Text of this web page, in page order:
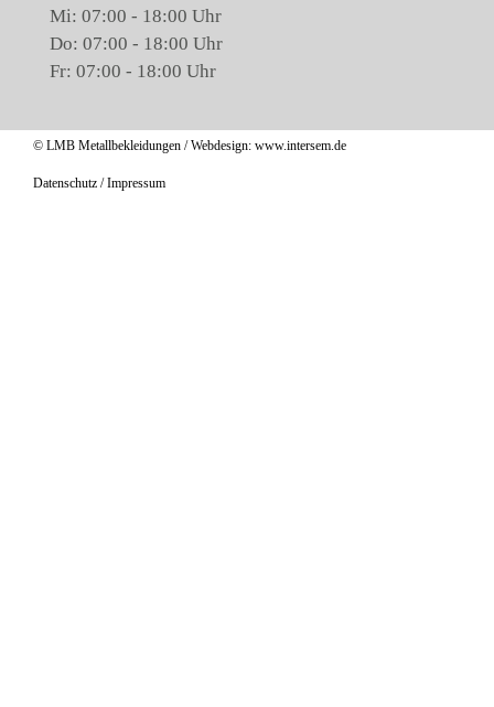
Mi: 07:00 - 18:00 Uhr
Do: 07:00 - 18:00 Uhr
Fr: 07:00 - 18:00 Uhr
© LMB Metallbekleidungen / Webdesign: www.intersem.de
Datenschutz /Impressum